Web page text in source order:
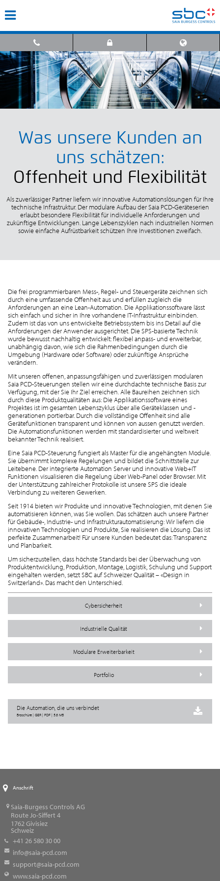
Was unsere Kunden an
uns schätzen:
Offenheit und Flexibilität
Als zuverlässiger Partner liefern wir innovative Automationslösungen für Ihre
technische Infrastruktur. Der modulare Aufbau der Saia PCD-Geräteserien
erlaubt besondere Flexibilität für individuelle Anforderungen und
zukünftige Entwicklungen. Lange Lebenszyklen nach industriellen Normen
sowie einfache Aufrüstbarkeit schützen Ihre Investitionen zweifach.
Die frei programmierbaren Mess-, Regel- und Steuergeräte zeichnen sich
durch eine umfassende Offenheit aus und erfüllen zugleich die
Anforderungen an eine Lean-Automation. Die Applikationssoftware lässt
sich einfach und sicher in Ihre vorhandene IT-Infrastruktur einbinden.
Zudem ist das von uns entwickelte Betriebssystem bis ins Detail auf die
Anforderungen der Anwender ausgerichtet. Die SPS-basierte Technik
wurde bewusst nachhaltig entwickelt: flexibel anpass- und erweiterbar,
unabhängig davon, wie sich die Rahmenbedingungen durch die
Umgebung (Hardware oder Software) oder zukünftige Ansprüche
verändern.
Mit unseren offenen, anpassungsfähigen und zuverlässigen modularen
Saia PCD-Steuerungen stellen wir eine durchdachte technische Basis zur
Verfügung, mit der Sie Ihr Ziel erreichen. Alle Baureihen zeichnen sich
durch diese Produktqualitäten aus: Die Applikationssoftware eines
Projektes ist im gesamten Lebenszyklus über alle Geräteklassen und -
generationen portierbar. Durch die vollständige Offenheit sind alle
Gerätefunktionen transparent und können von aussen genutzt werden.
Die Automationsfunktionen werden mit standardisierter und weltweit
bekannter Technik realisiert.
Eine Saia PCD-Steuerung fungiert als Master für die angehängten Module.
Sie übernimmt komplexe Regelungen und bildet die Schnittstelle zur
Leitebene. Der integrierte Automation Server und innovative Web+IT
Funktionen visualisieren die Regelung über Web-Panel oder Browser. Mit
der Unterstützung zahlreicher Protokolle ist unsere SPS die ideale
Verbindung zu weiteren Gewerken.
Seit 1914 bieten wir Produkte und innovative Technologien, mit denen Sie
automatisieren können, was Sie wollen. Das schätzen auch unsere Partner
für Gebäude-, Industrie- und Infrastrukturautomatisierung: Wir liefern die
innovativen Technologien und Produkte, Sie realisieren die Lösung. Das ist
perfekte Zusammenarbeit! Für unsere Kunden bedeutet das: Transparenz
und Planbarkeit.
Um sicherzustellen, dass höchste Standards bei der Überwachung von
Produktentwicklung, Produktion, Montage, Logistik, Schulung und Support
eingehalten werden, setzt SBC auf Schweizer Qualität – «Design in
Switzerland». Das macht den Unterschied.
Cybersicherheit
Industrielle Qualität
Modulare Erweiterbarkeit
Portfolio
Die Automation, die uns verbindet
Broschüre | GER | PDF | 5.6 MB
Anschrift
Saia-Burgess Controls AG
Route Jo-Siffert 4
1762Givisiez
Schweiz
+41 26 580 30 00
info@saia-pcd.com
support@saia-pcd.com
www.saia-pcd.com